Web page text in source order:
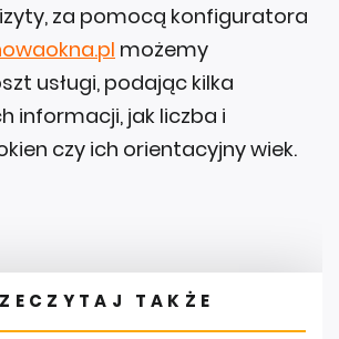
za pomocą konfiguratora
możemy
usługi, podając kilka
informacji, jak liczba i
czy ich orientacyjny wiek.